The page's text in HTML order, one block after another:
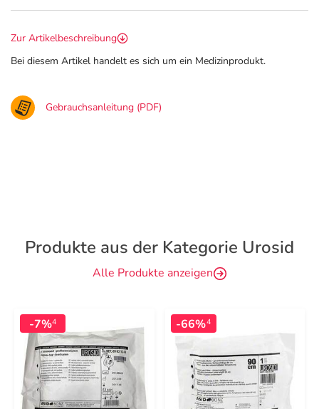
Zur Artikelbeschreibung
Bei diesem Artikel handelt es sich um ein Medizinprodukt.
Gebrauchsanleitung (PDF)
Produkte aus der Kategorie Urosid
Alle Produkte anzeigen
-7%4 -66%4